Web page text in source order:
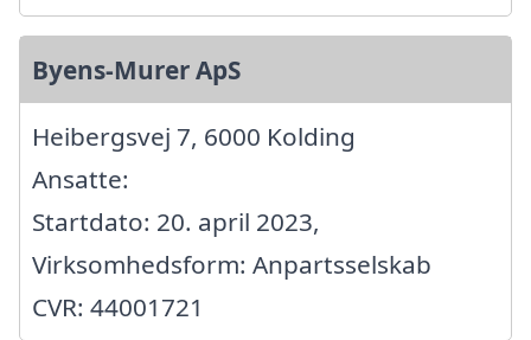
Byens-Murer ApS
Heibergsvej 7, 6000 Kolding
Ansatte:
Startdato: 20. april 2023,
Virksomhedsform: Anpartsselskab
CVR: 44001721